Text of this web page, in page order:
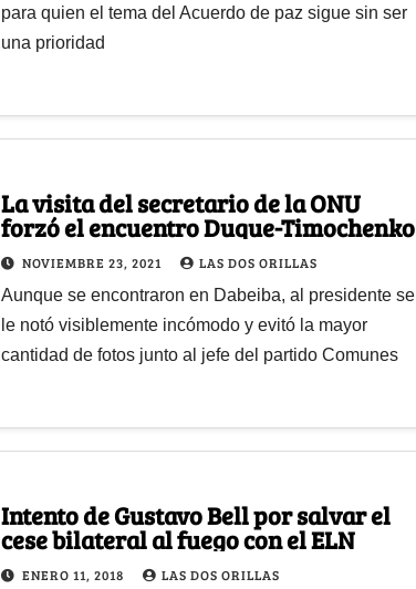
para quien el tema del Acuerdo de paz sigue sin ser
una prioridad
La visita del secretario de la ONU
forzó el encuentro Duque-Timochenko
NOVIEMBRE 23, 2021 LAS DOS ORILLAS
Aunque se encontraron en Dabeiba, al presidente se
le notó visiblemente incómodo y evitó la mayor
cantidad de fotos junto al jefe del partido Comunes
Intento de Gustavo Bell por salvar el
cese bilateral al fuego con el ELN
ENERO 11, 2018 LAS DOS ORILLAS